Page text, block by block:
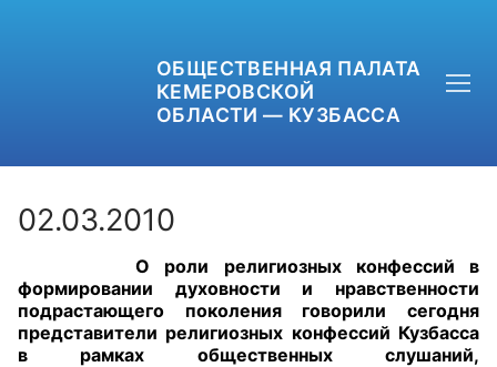
ОБЩЕСТВЕННАЯ ПАЛАТА
КЕМЕРОВСКОЙ
ОБЛАСТИ — КУЗБАССА
+7 (3842) 58-82-40
OPKO42@BK.RU
02.03.2010
О роли религиозных конфессий в
формировании духовности и нравственности
подрастающего поколения говорили сегодня
представители религиозных конфессий Кузбасса
в рамках общественных слушаний,